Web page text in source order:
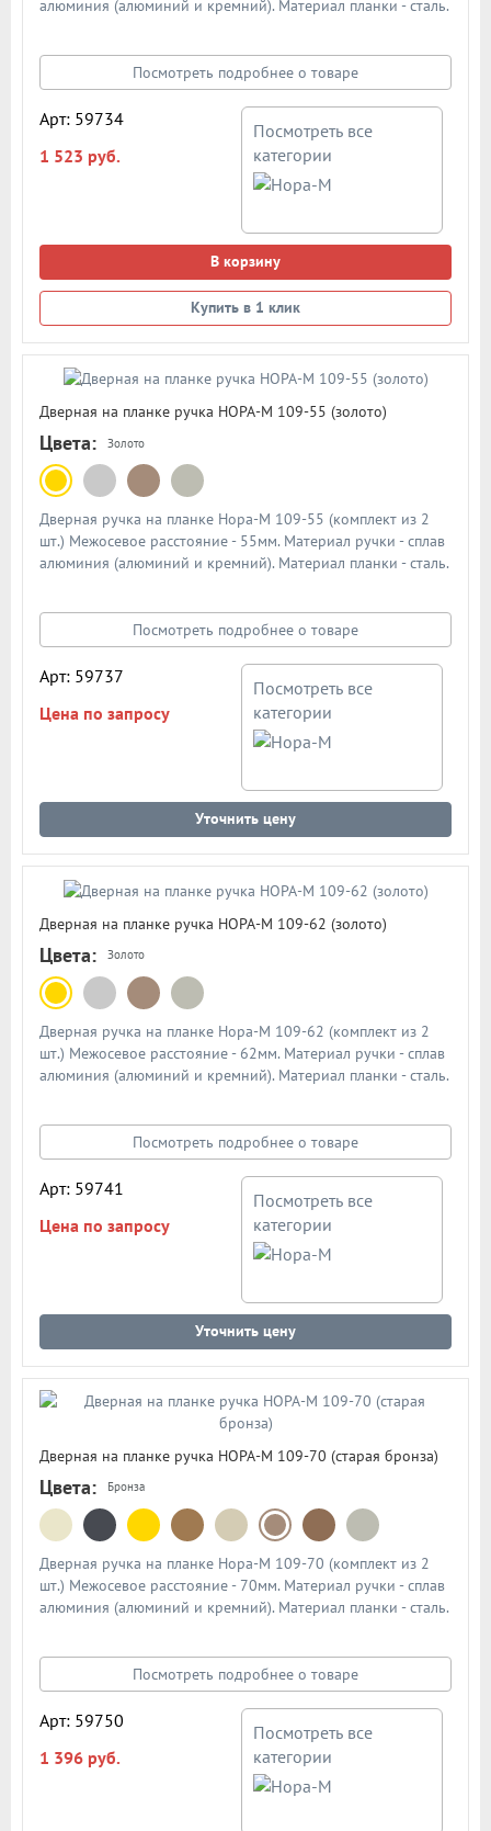
алюминия (алюминий и кремний). Материал планки - сталь.
Посмотреть подробнее о товаре
Арт: 59734
1 523 руб.
Посмотреть все
категории
В корзину
Купить в 1 клик
Дверная на планке ручка НОРА-М 109-55 (золото)
Цвета: Золото
Дверная ручка на планке Нора-М 109-55 (комплект из 2
шт.) Межосевое расстояние - 55мм. Материал ручки - сплав
алюминия (алюминий и кремний). Материал планки - сталь.
Посмотреть подробнее о товаре
Арт: 59737
Цена по запросу
Посмотреть все
категории
Уточнить цену
Дверная на планке ручка НОРА-М 109-62 (золото)
Цвета: Золото
Дверная ручка на планке Нора-М 109-62 (комплект из 2
шт.) Межосевое расстояние - 62мм. Материал ручки - сплав
алюминия (алюминий и кремний). Материал планки - сталь.
Посмотреть подробнее о товаре
Арт: 59741
Цена по запросу
Посмотреть все
категории
Уточнить цену
Дверная на планке ручка НОРА-М 109-70 (старая бронза)
Цвета: Бронза
Дверная ручка на планке Нора-М 109-70 (комплект из 2
шт.) Межосевое расстояние - 70мм. Материал ручки - сплав
алюминия (алюминий и кремний). Материал планки - сталь.
Посмотреть подробнее о товаре
Арт: 59750
1 396 руб.
Посмотреть все
категории